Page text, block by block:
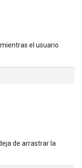
el usuario
de arrastrar la